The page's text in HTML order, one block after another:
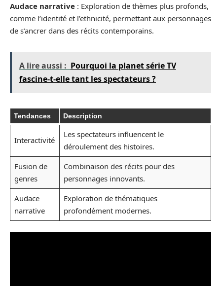
Audace narrative : Exploration de thèmes plus profonds,
comme l’identité et l’ethnicité, permettant aux personnages
de s’ancrer dans des récits contemporains.
A lire aussi : Pourquoi la planet série TV
fascine-t-elle tant les spectateurs ?
Tendances Description
Interactivité
Les spectateurs influencent le
déroulement des histoires.
Fusion de
genres
Combinaison des récits pour des
personnages innovants.
Audace
narrative
Exploration de thématiques
profondément modernes.